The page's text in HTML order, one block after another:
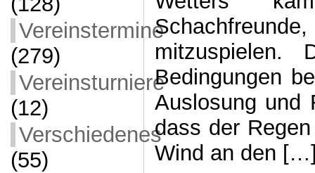
Vereinstermine
(279)
Vereinsturniere
(12)
Verschiedenes
(55)
mitzuspielen.
Bedingungen
Auslosung und
dass der
Wind an den